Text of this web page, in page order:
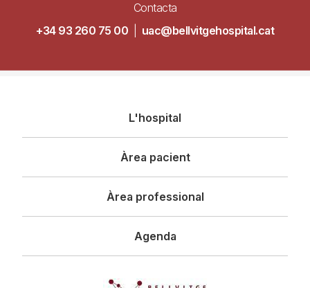
Contacta
+34 93 260 75 00
uac@bellvitgehospital.cat
principal
L'hospital
Àrea pacient
Àrea professional
Agenda